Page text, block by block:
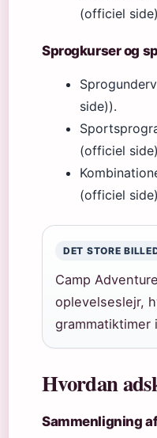
(officiel
Sprogkurser og
side)).
(officiel
(officiel
DET STORE
Camp
oplevelseslejr,
Hvordan
Sammenligning